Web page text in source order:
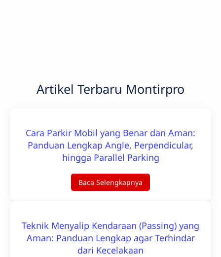
Artikel Terbaru Montirpro
Cara Parkir Mobil yang Benar dan Aman:
Panduan Lengkap Angle, Perpendicular,
hingga Parallel Parking
Baca Selengkapnya
Teknik Menyalip Kendaraan (Passing) yang
Aman: Panduan Lengkap agar Terhindar
dari Kecelakaan